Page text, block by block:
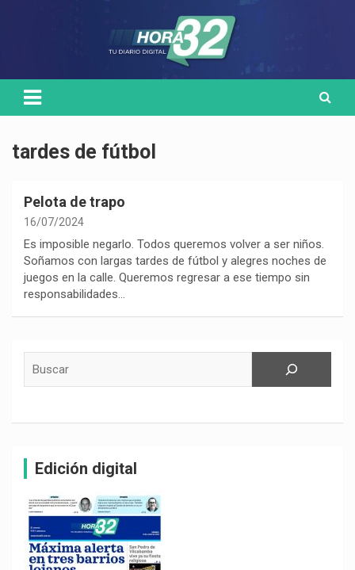
tardes de fútbol
Pelota de trapo
16/07/2024
Es imposible negarlo. Todos queremos volver a ser niños.
Soñamos con largas tardes de fútbol y alegres noches de
juegos en la calle. Queremos regresar a ese tiempo sin
responsabilidades…
Edición digital